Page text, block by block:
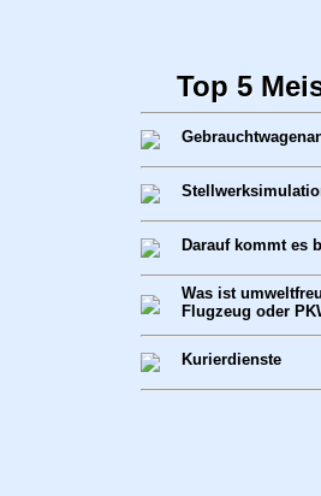
Top 5
Darauf kommt es
Was ist
Flugzeug oder
Kurierdienste